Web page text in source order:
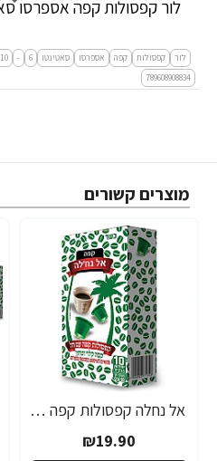
לור קפסולות קפה אספרסו סאטינטו 6 -
לור קפסולות קפה אספרסו סאטינטו 6
-
10
789608908834
מוצרים קשורים
רב נמכר
אל נחלה קפסולות קפה עם הל - 10 קפסולות
₪19.90